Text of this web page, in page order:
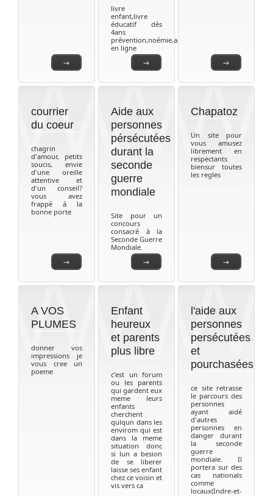
→ →
livre
enfant,livre
éducatif dès
4ans
prévention,noémie,achat
en ligne
→
→
courrier
du coeur
chagrin
d'amour, petits
soucis, envie
d'une oreille
attentive et
d'un conseil?
vous avez
frappé à la
bonne porte
→
Aide aux
personnes
pérsécutées
durant la
seconde
guerre
mondiale
Site pour un
concours
consacré à la
Seconde Guerre
Mondiale.
→
Chapatoz
Un site pour
vous amusez
librement en
respectants
biensur toutes
les regles
A VOS
PLUMES
donner vos
impressions je
vous cree un
poeme
Enfant
heureux
et parents
plus libre
c'est un forum
ou les parents
qui gardent eux
meme leurs
enfants
cherchent
qulqun dans les
envirom qui est
dans la meme
situation donc
si lun a besion
de se liberer
laisse ses enfant
chez ce voisin et
vis vers ca
l'aide aux
personnes
persécutées
et
pourchasées
ce site retrasse
le parcours des
personnes
ayant aidé
d'autres
personnes en
danger durant
la seconde
guerre
mondiale. Il
portera sur des
cas nationals
comme
locaux(Indre-et-